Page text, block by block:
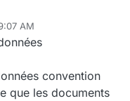
AM
19, 2022, 7:33 PM
convention
que les documents